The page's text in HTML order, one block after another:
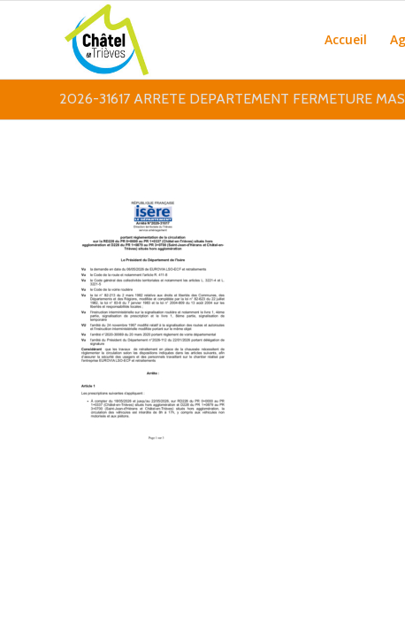
Accueil
2026-31617 ARRETE DEPARTEMENT FERMETURE